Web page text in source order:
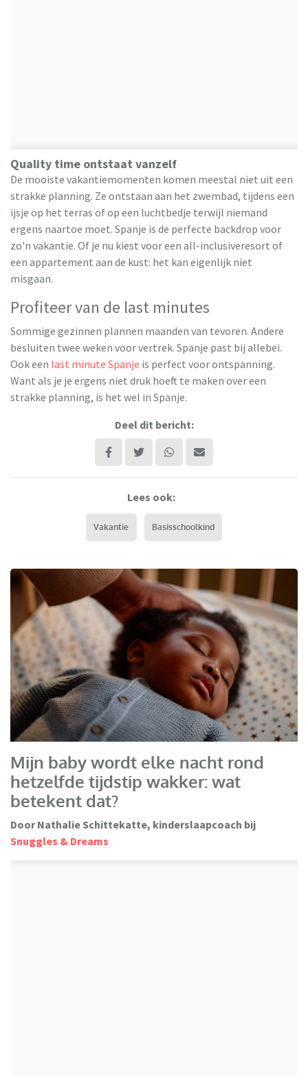
Quality time ontstaat vanzelf
De mooiste vakantiemomenten komen meestal niet uit een
strakke planning. Ze ontstaan aan het zwembad, tijdens een
ijsje op het terras of op een luchtbedje terwijl niemand
ergens naartoe moet. Spanje is de perfecte backdrop voor
zo'n vakantie. Of je nu kiest voor een all-inclusiveresort of
een appartement aan de kust: het kan eigenlijk niet
misgaan.
Profiteer van de last minutes
Sommige gezinnen plannen maanden van tevoren. Andere
besluiten twee weken voor vertrek. Spanje past bij allebei.
Ook een last minute Spanje is perfect voor ontspanning.
Want als je je ergens niet druk hoeft te maken over een
strakke planning, is het wel in Spanje.
Deel dit bericht:
Lees ook:
Vakantie Basisschoolkind
Mijn baby wordt elke nacht rond
hetzelfde tijdstip wakker: wat
betekent dat?
Door Nathalie Schittekatte, kinderslaapcoach bij
Snuggles & Dreams